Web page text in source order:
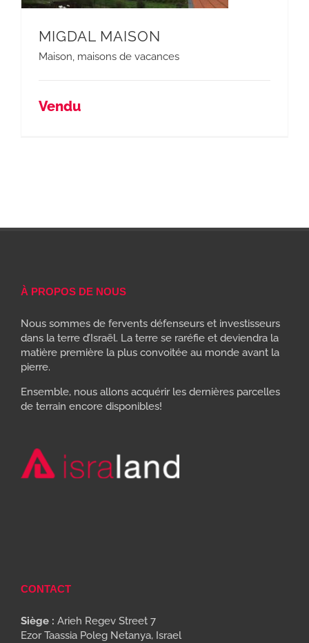
MIGDAL MAISON
Maison maisons de vacances
Vendu
À PROPOS DE NOUS
Nous sommes de fervents défenseurs et investisseurs
dans la terre d’Israël. La terre se raréfie et deviendra la
matière première la plus convoitée au monde avant la
pierre.
Ensemble, nous allons acquérir les dernières parcelles
de terrain encore disponibles!
CONTACT
Siège : Arieh Regev Street 7
Ezor Taassia Poleg Netanya, Israel